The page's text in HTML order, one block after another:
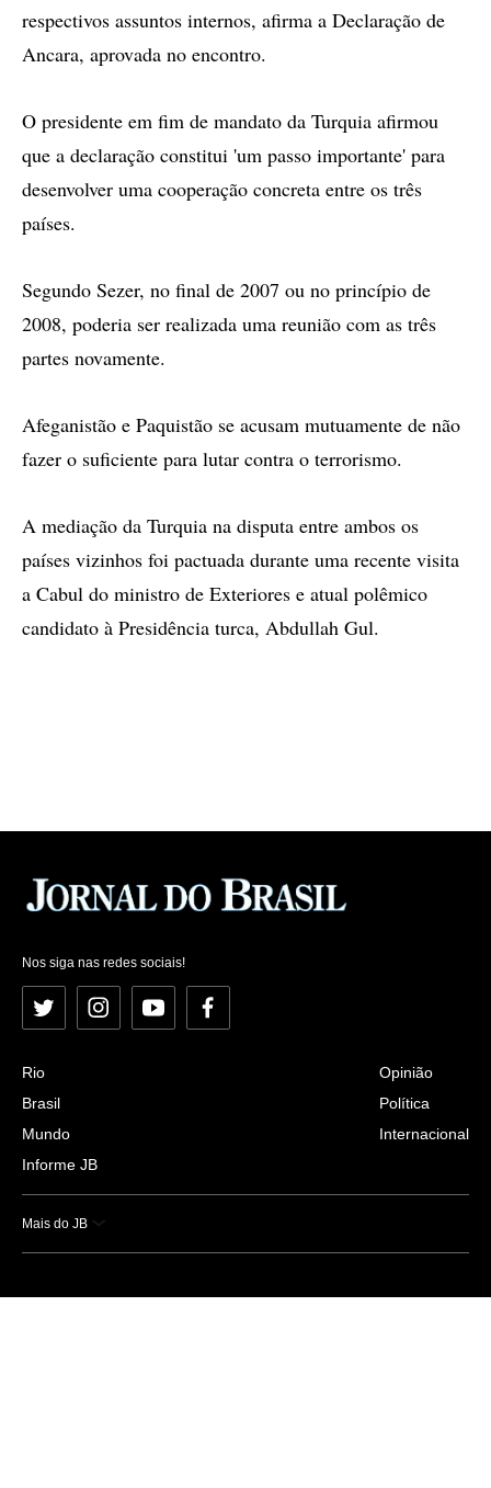
respectivos assuntos internos, afirma a Declaração de
Ancara, aprovada no encontro.
O presidente em fim de mandato da Turquia afirmou
que a declaração constitui 'um passo importante' para
desenvolver uma cooperação concreta entre os três
países.
Segundo Sezer, no final de 2007 ou no princípio de
2008, poderia ser realizada uma reunião com as três
partes novamente.
Afeganistão e Paquistão se acusam mutuamente de não
fazer o suficiente para lutar contra o terrorismo.
A mediação da Turquia na disputa entre ambos os
países vizinhos foi pactuada durante uma recente visita
a Cabul do ministro de Exteriores e atual polêmico
candidato à Presidência turca, Abdullah Gul.
Nos siga nas redes sociais!
Twitter InstagramYouTubeFacebook
Rio
Brasil
Mundo
Informe JB
Opinião
Política
Internacional
Mais do JB
Esportes